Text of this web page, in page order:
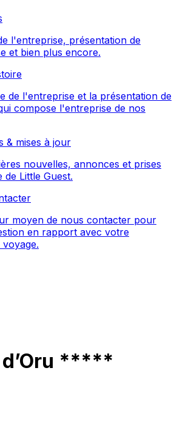
l'entreprise, présentation de
et bien plus encore.
de l'entreprise et la présentation de
compose l'entreprise de nos
& mises à jour
nouvelles, annonces et prises
de Little Guest.
moyen de nous contacter pour
en rapport avec votre
*****